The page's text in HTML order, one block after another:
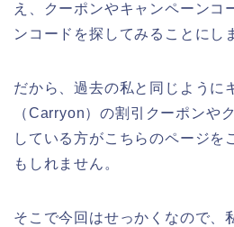
え、クーポンやキャンペーンコ
ンコードを探してみることにし
だから、過去の私と同じように
（Carryon）の割引クーポンや
している方がこちらのページを
もしれません。
そこで今回はせっかくなので、